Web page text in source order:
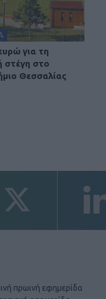
για τη
στέγη στο
Θεσσαλίας
πρωινή εφημερίδα